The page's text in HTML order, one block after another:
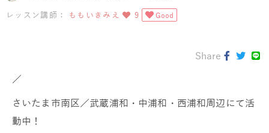
レッスン講師： ももいきみえ 9 Good
Share
／
さいたま市南区／武蔵浦和・中浦和・西浦和周辺にて活
動中！